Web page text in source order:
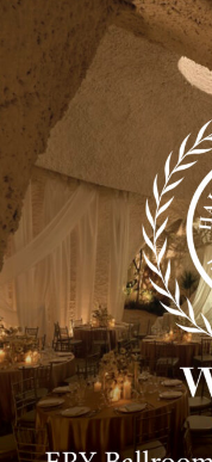
DỊCH VỤ
Sự kiện cá nhân
Sự kiện công ty
Rooty Bar
Smith’s Kitchen &
THÔNG TIN CHUNG
Giới thiệu
Tin Tức
Xu hướng
Liên hệ